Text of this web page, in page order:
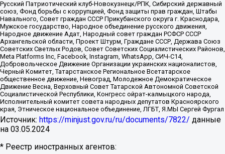
Русский Патриотический клуб-Новокузнецк/РПК, Сибирский державный
союз, Фонд борьбы с коррупцией, Фонд защиты прав граждан, Штабы
Навального, Совет граждан СССР Прикубанского округа г. Краснодара,
Мужское государство, Народное объединение русского движения,
Народное движение Адат, Народный совет граждан РСФСР СССР
Архангельской области, Проект Штурм, Граждане СССР, Держава Союз
Советских Светлых Родов, Совет Советских Социалистических Районов,
Meta Platforms Inc, Facebook, Instagram, WhatsApp, СИЧ-С14,
Добровольческое Движение Организации украинских националистов,
Черный Комитет, Татарстанское Региональное Всетатарское
общественное движение, Невоград, Молодежное Демократическое
Движение Весна, Верховный Совет Татарской Автономной Советской
Социалистической Республики, Конгресс ойрат-калмыцкого народа,
Исполнительный комитет совета народных депутатов Красноярского
края, Этническое национальное объединение, ЛГБТ, Я.МЫ Сергей Фургал
Источник: https://minjust.gov.ru/ru/documents/7822/ данные
на 03.05.2024
* Реестр иностранных агентов: